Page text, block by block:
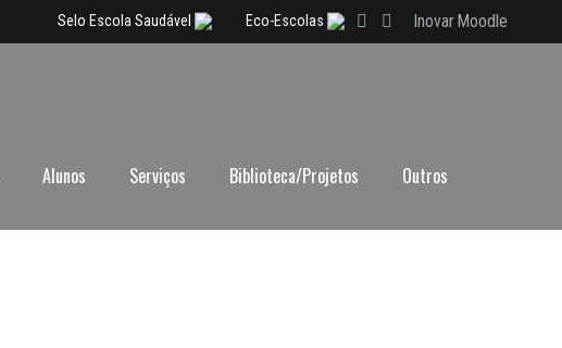
Selo Escola Saudável Eco-Escolas InovarMoodle
Alunos Serviços Biblioteca/Projetos Outros